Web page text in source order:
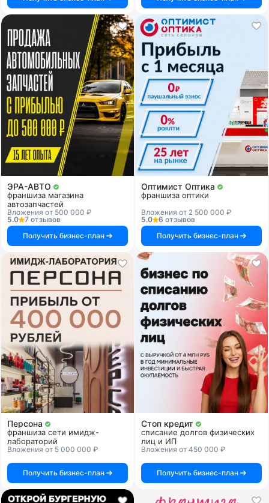
ЭРА-АВТО
франшиза магазина
автозапчастей
Вложения от 500 000 ₽
5.0
7 отзывов
Получить бизнес-план
Оптимист Оптика
франшиза оптики
Вложения от 2 500 000 ₽
5.0
6 отзывов
Получить бизнес-план
Персона
франшиза сети имидж-
лабораторий
Вложения от 5 000 000 ₽
Получить бизнес-план
Стоп кредит
списание долгов физических
лиц и ИП
Вложения от 450 000 ₽
Получить бизнес-план